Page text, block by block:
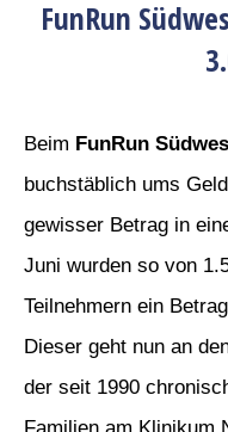
FunRun
Beim FunRun
buchstäblich ums
gewisser Betrag in
Juni wurden so von
Teilnehmern ein
Dieser geht nun an
der seit 1990